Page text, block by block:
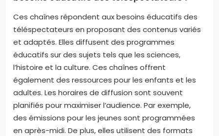
Ces chaînes répondent aux besoins éducatifs des
téléspectateurs en proposant des contenus variés
et adaptés. Elles diffusent des programmes
éducatifs sur des sujets tels que les sciences,
l’histoire et la culture. Ces chaînes offrent
également des ressources pour les enfants et les
adultes. Les horaires de diffusion sont souvent
planifiés pour maximiser l’audience. Par exemple,
des émissions pour les jeunes sont programmées
en après-midi. De plus, elles utilisent des formats